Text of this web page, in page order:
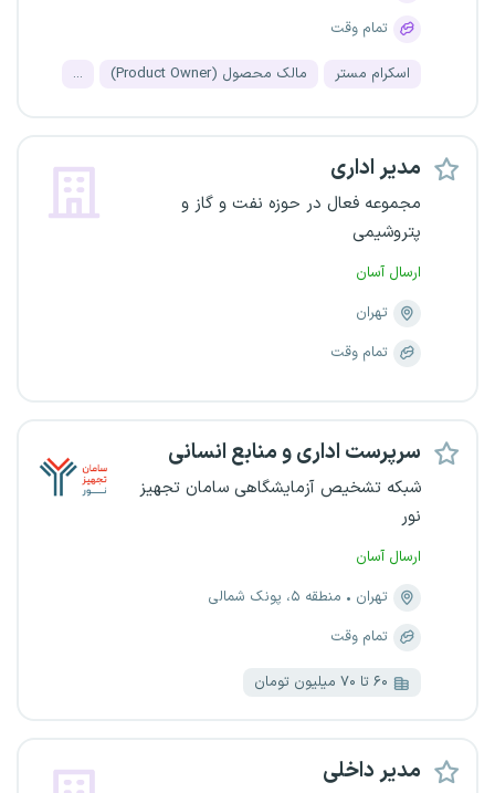
تمام وقت
اسکرام مستر مالک محصول (Product Owner) ...
مدیر اداری
مجموعه فعال در حوزه نفت و گاز و
پتروشیمی
ارسال آسان
تهران
تمام وقت
سرپرست اداری و منابع انسانی
شبکه تشخیص آزمایشگاهی سامان تجهیز
نور
ارسال آسان
تهران
منطقه ۵، پونک شمالی
تمام وقت
۶۰ تا ۷۰ میلیون تومان
مدیر داخلی